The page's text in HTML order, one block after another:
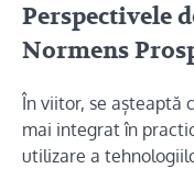
Perspectivele
Normens
În viitor, se așteaptă
mai integrat în
utilizare a